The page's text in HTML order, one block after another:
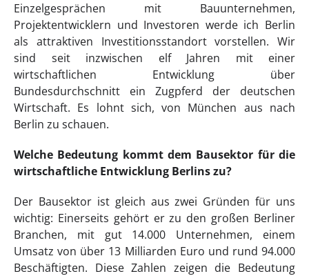
Einzelgesprächen mit Bauunternehmen,
Projektentwicklern und Investoren werde ich Berlin
als attraktiven Investitionsstandort vorstellen. Wir
sind seit inzwischen elf Jahren mit einer
wirtschaftlichen Entwicklung über
Bundesdurchschnitt ein Zugpferd der deutschen
Wirtschaft. Es lohnt sich, von München aus nach
Berlin zu schauen.
Welche Bedeutung kommt dem Bausektor für die
wirtschaftliche Entwicklung Berlins zu?
Der Bausektor ist gleich aus zwei Gründen für uns
wichtig: Einerseits gehört er zu den großen Berliner
Branchen, mit gut 14.000 Unternehmen, einem
Umsatz von über 13 Milliarden Euro und rund 94.000
Beschäftigten. Diese Zahlen zeigen die Bedeutung